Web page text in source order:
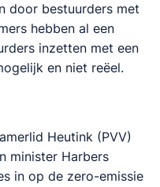
door bestuurders met
hebben al een
inzetten met een
en niet reëel.
Heutink (PVV)
minister Harbers
in op de zero-emissie